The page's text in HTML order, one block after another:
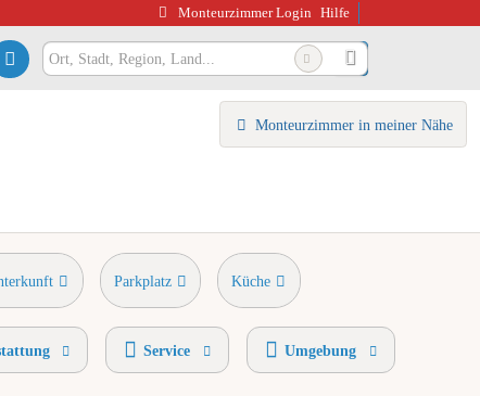
Monteurzimmer Login Hilfe
Monteurzimmer in meiner Nähe
Parkplatz Küche
Service Umgebung